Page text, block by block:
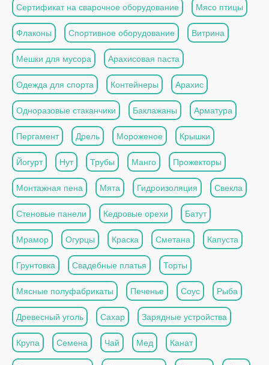
Сертификат на сварочное оборудование Мясо птицы
Флаконы Спортивное оборудование Витрина
Мешки для мусора Арахисовая паста
Одежда для спорта Контейнеры Арахис
Одноразовые стаканчики Баклажаны Арматура
Пергамент Дрель Мороженое Крышки
Йогурт Нут Трубы Манго Прожекторы
Монтажная пена Мята Гидроизоляция Свекла
Стеновые панели Кедровые орехи Батут
Мрамор Огурцы Краска Сметана Капуста
Грунтовка Свадебные платья Торты
Мясные полуфабрикаты Печенье Соус Рыба
Древесный уголь Сахар Зарядные устройства
Крупа Семена Чай Мед Канат